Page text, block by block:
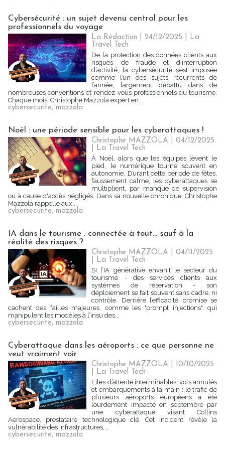
Cybersécurité : un sujet devenu central pour les
professionnels du voyage
La Rédaction | 24/12/2025
La
Travel Tech
De la protection des données clients aux
risques de fraude et d’interruption
d’activité, la cybersécurité s’est imposée
comme l’un des sujets récurrents de
l’année, largement débattu dans de
nombreuses conventions et rendez-vous professionnels du tourisme.
Chaque mois, Christophe Mazzola expert en...
cybersecurite, mazzola
Noël : une période sensible pour les cyberattaques !
Christophe MAZZOLA | 04/12/2025
La Travel Tech
À Noël, alors que les équipes lèvent le
pied, le numérique tourne souvent en
autonomie. Durant cette période de fêtes,
faussement calme, les cyberattaques se
multiplient, par manque de supervision
ou à cause d'accès négligés. Dans sa nouvelle chronique, Christophe
Mazzola rappelle aux...
cybersecurite, mazzola
IA dans le tourisme : connectée à tout... sauf à la
réalité des risques ?
Christophe MAZZOLA | 04/11/2025
La Travel Tech
SI l’IA générative envahit le secteur du
tourisme - des services clients aux
systèmes de réservation - son
déploiement se fait souvent sans cadre, ni
contrôle. Derrière l’efficacité promise se
cachent des failles majeures, comme les "prompt injections", qui
manipulent les modèles à l’insu des...
cybersecurite, mazzola
Cyberattaque dans les aéroports : ce que personne ne
veut vraiment voir
Christophe MAZZOLA | 10/10/2025
La Travel Tech
Files d’attente interminables, vols annulés
et embarquements à la main : le trafic de
plusieurs aéroports européens a été
lourdement impacté en septembre par
une cyberattaque visant Collins
Aerospace, prestataire technologique clé. Cet incident révèle la
vulnérabilité des infrastructures,...
cybersecurite, mazzola